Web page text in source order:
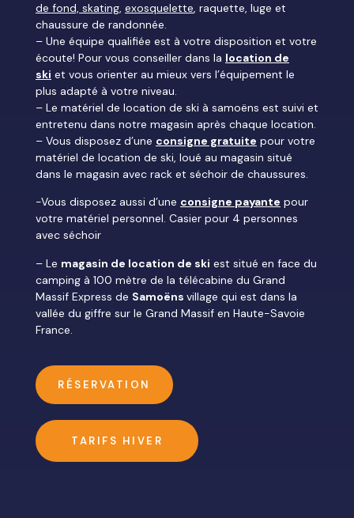
de fond, skating, exosquelette, raquette, luge et
chaussure de randonnée.
– Une équipe qualifiée est à votre disposition et votre
écoute! Pour vous conseiller dans la location de
ski et vous orienter au mieux vers l’équipement le
plus adapté à votre niveau.
– Le matériel de location de ski à samoëns est suivi et
entretenu dans notre magasin après chaque location.
– Vous disposez d’une consigne gratuite pour votre
matériel de location de ski, loué au magasin situé
dans le magasin avec rack et séchoir de chaussures.
-Vous disposez aussi d’une consigne payante pour
votre matériel personnel. Casier pour 4 personnes
avec séchoir
– Le magasin de location de ski est situé en face du
camping à 100 mètre de la télécabine du Grand
Massif Express de Samoëns village qui est dans la
vallée du giffre sur le Grand Massif en Haute-Savoie
France.
RÉSERVATION
TARIFS HIVER